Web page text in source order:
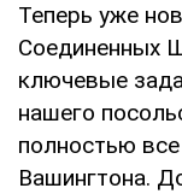
Теперь уже
Соединенных
ключевые
нашего
полностью
Вашингтона.